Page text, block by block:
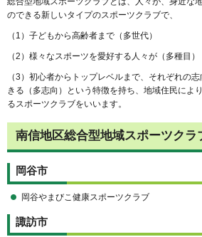
のできる新しいタイプのスポーツクラブで、
（1）子どもから高齢者まで（多世代）
（2）様々なスポーツを愛好する人々が（多種目）
（3）初心者からトップレベルまで、それぞれの
きる（多志向）という特徴を持ち、地域住民によ
るスポーツクラブをいいます。
南信地区総合型地域スポーツクラ
岡谷市
岡谷やまびこ健康スポーツクラブ
諏訪市